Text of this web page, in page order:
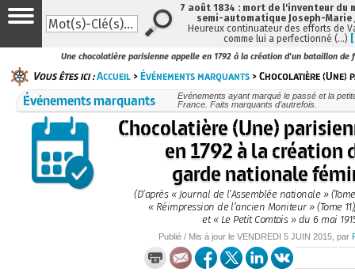
Une chocolatière parisienne appelle en 1792 à la création d'un bataillon de
Vous êtes ici :Accueil >Événements marquants > Chocolatière (Une)
Événements marquants
Evénements ayant marqué le passé et la
France. Faits marquants d’autrefois.
Chocolatière (Une)
en 1792 à la création
garde nationale
(D’après « Journal de l’Assemblée nationale »
« Réimpression de l’ancien Moniteur » (Tome
et « Le Petit Comtois » du 6 mai
Publié / Mis à jour le VENDREDI 5 JUIN 2015 , par
7 août 1834 : mort de l'inventeur du
semi-automatique Joseph-Marie
Heureux continuateur des efforts de
comme lui a perfectionné (…)